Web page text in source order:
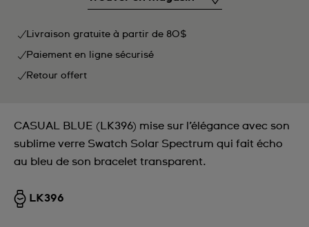
Livraison gratuite à partir de 80$
Paiement en ligne sécurisé
Retour offert
CASUAL BLUE (LK396) mise sur l’élégance avec son
sublime verre Swatch Solar Spectrum qui fait écho
au bleu de son bracelet transparent.
LK396